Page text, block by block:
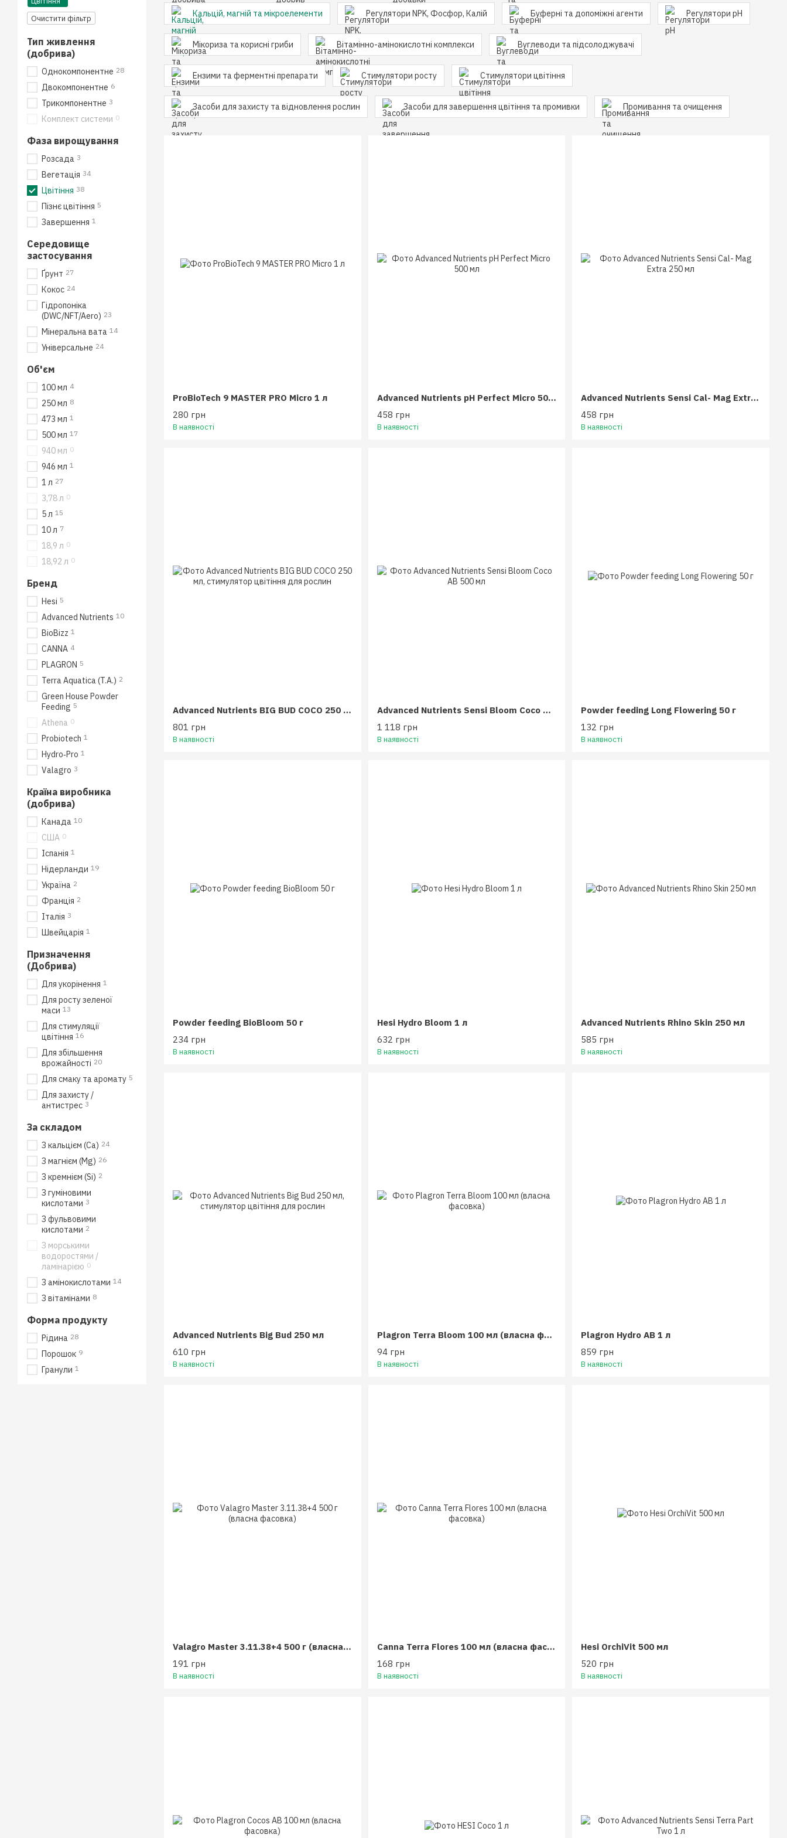
Кальцій, магній та мікроелементи Регулятори NPK, Фосфор, Калій Буферні та допоміжні агенти Регулятори pH
Мікориза та корисні гриби Вітамінно-амінокислотні комплекси Вуглеводи та підсолоджувачі
Ензими та ферментні препарати Стимулятори росту Стимулятори цвітіння
Засоби для захисту та відновлення рослин Засоби для завершення цвітіння та промивки Промивання та очищення
ProBioTech 9 MASTER PRO Micro 1 л
280 грн
В наявності
Advanced Nutrients pH Perfect Micro 500 мл
458 грн
В наявності
Advanced Nutrients Sensi Cal- Mag Extra 250 мл
458 грн
В наявності
Advanced Nutrients BIG BUD COCO 250 мл
801 грн
В наявності
Advanced Nutrients Sensi Bloom Coco AB 500 мл
1 118 грн
В наявності
Powder feeding Long Flowering 50 г
132 грн
В наявності
Powder feeding BioBloom 50 г
234 грн
В наявності
Hesi Hydro Bloom 1 л
632 грн
В наявності
Advanced Nutrients Rhino Skin 250 мл
585 грн
В наявності
Advanced Nutrients Big Bud 250 мл
610 грн
В наявності
Plagron Terra Bloom 100 мл (власна фасовка)
94 грн
В наявності
Plagron Hydro AB 1 л
859 грн
В наявності
Valagro Master 3.11.38+4 500 г (власна фасовка)
191 грн
В наявності
Canna Terra Flores 100 мл (власна фасовка)
168 грн
В наявності
Hesi OrchiVit 500 мл
520 грн
В наявності
Очистити фільтр
Тип живлення
(добрива)
Однокомпонентне 28
Двокомпонентне 6
Трикомпонентне 3
Комплект системи 0
Фаза вирощування
Розсада 3
Вегетація 34
Цвітіння 38
Пізнє цвітіння 5
Завершення 1
Середовище
застосування
Ґрунт 27
Кокос 24
Гідропоніка
(DWC/NFT/Aero) 23
Мінеральна вата 14
Універсальне 24
Об'єм
100 мл 4
250 мл 8
473 мл 1
500 мл 17
940 мл 0
946 мл 1
1 л 27
3,78 л 0
5 л 15
10 л 7
18,9 л 0
18,92 л 0
Бренд
Hesi 5
Advanced Nutrients 10
BioBizz 1
CANNA 4
PLAGRON 5
Terra Aquatica (T.A.) 2
Green House Powder
Feeding 5
Athena 0
Probiotech 1
Hydro‑Pro 1
Valagro 3
Країна виробника
(добрива)
Канада 10
США 0
Іспанія 1
Нідерланди 19
Україна 2
Франція 2
Італія 3
Швейцарія 1
Призначення
(Добрива)
Для укорінення 1
Для росту зеленої
маси 13
Для стимуляції
цвітіння 16
Для збільшення
врожайності 20
Для смаку та аромату 5
Для захисту /
антистрес 3
За складом
З кальцієм (Ca) 24
З магнієм (Mg) 26
З кремнієм (Si) 2
З гуміновими
кислотами 3
З фульвовими
кислотами 2
З морськими
водоростями /
ламінарією 0
З амінокислотами 14
З вітамінами 8
Форма продукту
Рідина 28
Порошок 9
Гранули 1